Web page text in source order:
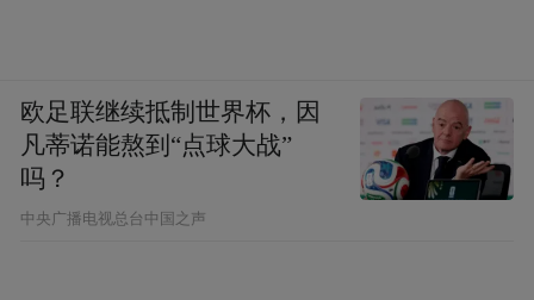
欧足联继续抵制世界杯，因
凡蒂诺能熬到“点球大战”
吗？
中央广播电视总台中国之声